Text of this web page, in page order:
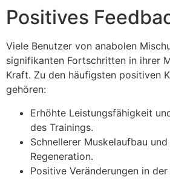
Positives
Viele Benutzer von anabolen
signifikanten Fortschritten in ihrer
Kraft. Zu den häufigsten positiven
gehören:
Erhöhte Leistungsfähigkeit
des Trainings.
Schnellerer Muskelaufbau
Regeneration.
Positive Veränderungen in